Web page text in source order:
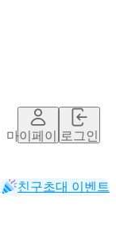
마이페이지로그인
친구초대 이벤트